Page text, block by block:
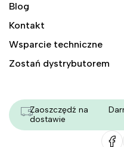
Blog
Kontakt
Wsparcie techniczne
Zostań dystrybutorem
Zaoszczędź na
dostawie